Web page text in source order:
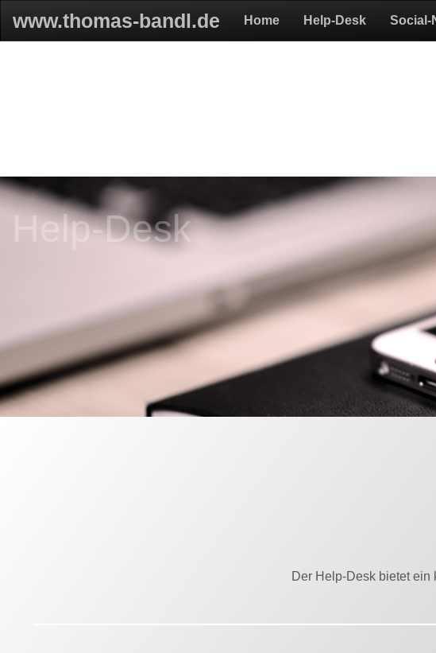
www.thomas-bandl.de Home Help-Desk Social-
Help-Desk
Der Help-Desk bietet ein